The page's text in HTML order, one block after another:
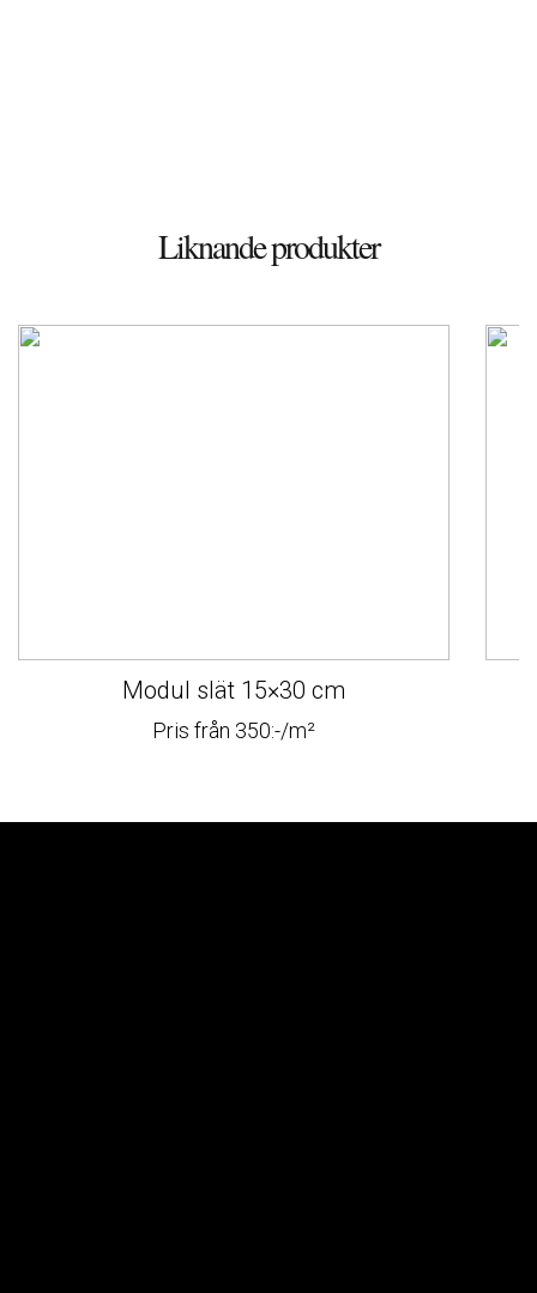
Liknande produkter
Modul slät 15×30 cm
Pris från 350:-/m²